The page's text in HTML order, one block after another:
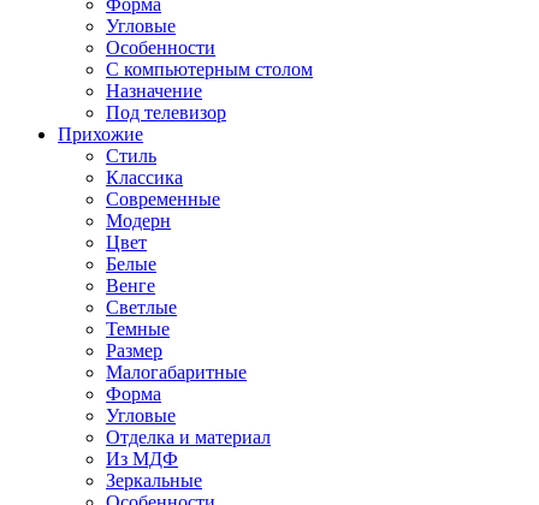
Форма
Угловые
Особенности
С компьютерным столом
Назначение
Под телевизор
Прихожие
Стиль
Классика
Современные
Модерн
Цвет
Белые
Венге
Светлые
Темные
Размер
Малогабаритные
Форма
Угловые
Отделка и материал
Из МДФ
Зеркальные